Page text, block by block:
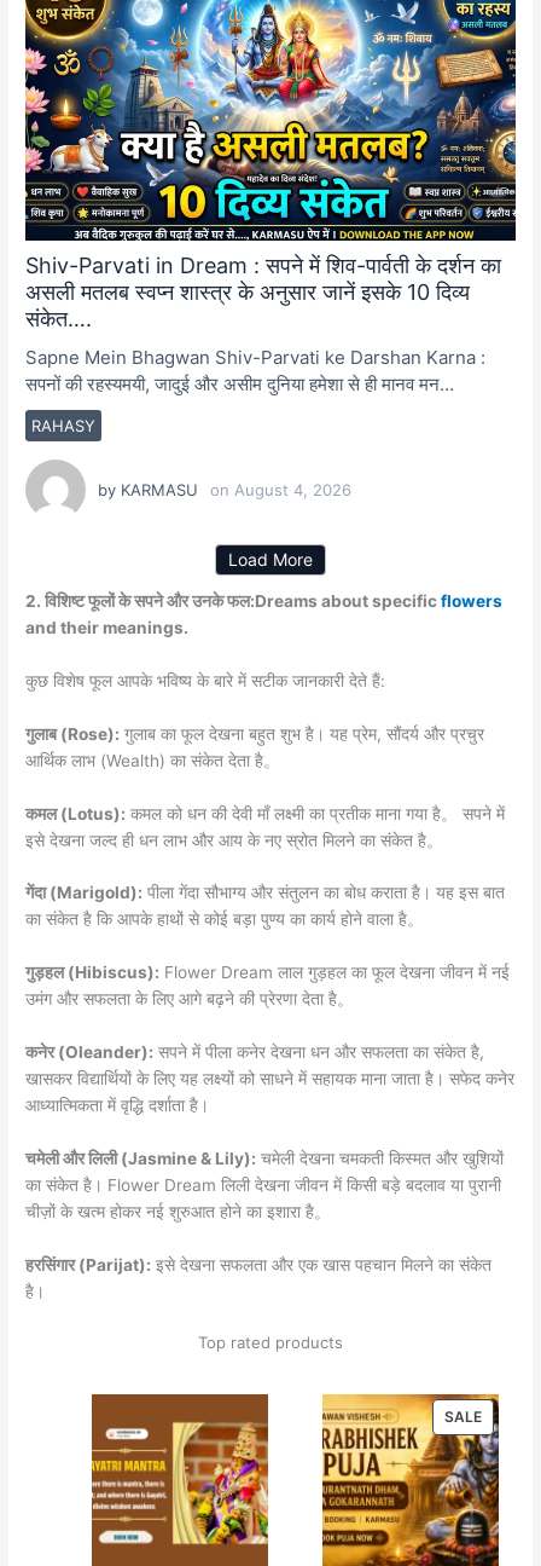
Shiv-Parvati in Dream : सपने में शिव-पार्वती के दर्शन का
असली मतलब स्वप्न शास्त्र के अनुसार जानें इसके 10 दिव्य
संकेत….
RAHASY
Sapne Mein Bhagwan Shiv-Parvati ke Darshan Karna :
सपनों की रहस्यमयी, जादुई और असीम दुनिया हमेशा से ही मानव मन…
by KARMASU on August 4, 2026
Load More
2. विशिष्ट फूलों के सपने और उनके फल:Dreams about specificflowers
and their meanings.
कुछ विशेष फूल आपके भविष्य के बारे में सटीक जानकारी देते हैं:
गुलाब (Rose): गुलाब का फूल देखना बहुत शुभ है। यह प्रेम, सौंदर्य और प्रचुर
आर्थिक लाभ (Wealth) का संकेत देता है。
कमल (Lotus): कमल को धन की देवी माँ लक्ष्मी का प्रतीक माना गया है。 सपने में
इसे देखना जल्द ही धन लाभ और आय के नए स्रोत मिलने का संकेत है。
गेंदा (Marigold): पीला गेंदा सौभाग्य और संतुलन का बोध कराता है। यह इस बात
का संकेत है कि आपके हाथों से कोई बड़ा पुण्य का कार्य होने वाला है。
गुड़हल (Hibiscus): Flower Dream लाल गुड़हल का फूल देखना जीवन में नई
उमंग और सफलता के लिए आगे बढ़ने की प्रेरणा देता है。
कनेर (Oleander): सपने में पीला कनेर देखना धन और सफलता का संकेत है,
खासकर विद्यार्थियों के लिए यह लक्ष्यों को साधने में सहायक माना जाता है। सफेद कनेर
आध्यात्मिकता में वृद्धि दर्शाता है।
चमेली और लिली (Jasmine & Lily): चमेली देखना चमकती किस्मत और खुशियों
का संकेत है। Flower Dream लिली देखना जीवन में किसी बड़े बदलाव या पुरानी
चीज़ों के खत्म होकर नई शुरुआत होने का इशारा है。
हरसिंगार (Parijat): इसे देखना सफलता और एक खास पहचान मिलने का संकेत
है।
Top rated products
SALE
ON
SALE